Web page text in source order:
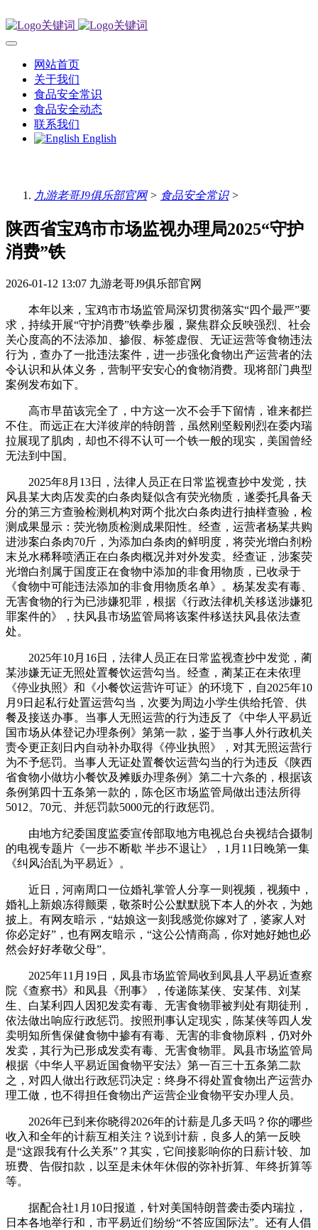
网站首页
关于我们
食品安全常识
食品安全动态
联系我们
English
九游老哥J9俱乐部官网> 食品安全常识>
陕西省宝鸡市市场监视办理局2025“守护
消费”铁
2026-01-12 13:07 九游老哥J9俱乐部官网
本年以来，宝鸡市市场监管局深切贯彻落实“四个最严”要
求，持续开展“守护消费”铁拳步履，聚焦群众反映强烈、社会
关心度高的不法添加、掺假、标签虚假、无证运营等食物违法
行为，查办了一批违法案件，进一步强化食物出产运营者的法
令认识和从体义务，营制平安安心的食物消费。现将部门典型
案例发布如下。
高市早苗该完全了，中方这一次不会手下留情，谁来都拦
不住。而远正在大洋彼岸的特朗普，虽然刚坚毅刚烈在委内瑞
拉展现了肌肉，却也不得不认可一个铁一般的现实，美国曾经
无法到中国。
2025年8月13日，法律人员正在日常监视查抄中发觉，扶
风县某大肉店发卖的白条肉疑似含有荧光物质，遂委托具备天
分的第三方查验检测机构对两个批次白条肉进行抽样查验，检
测成果显示：荧光物质检测成果阳性。经查，运营者杨某共购
进涉案白条肉70斤，为添加白条肉的鲜明度，将荧光增白剂粉
末兑水稀释喷洒正在白条肉概况并对外发卖。经查证，涉案荧
光增白剂属于国度正在食物中添加的非食用物质，已收录于
《食物中可能违法添加的非食用物质名单》。杨某发卖有毒、
无害食物的行为已涉嫌犯罪，根据《行政法律机关移送涉嫌犯
罪案件的》，扶风县市场监管局将该案件移送扶风县依法查
处。
2025年10月16日，法律人员正在日常监视查抄中发觉，蔺
某涉嫌无证无照处置餐饮运营勾当。经查，蔺某正在未依理
《停业执照》和《小餐饮运营许可证》的环境下，自2025年10
月9日起私行处置运营勾当，次要为周边小学生供给托管、供
餐及接送办事。当事人无照运营的行为违反了《中华人平易近
国市场从体登记办理条例》第第一款，鉴于当事人外行政机关
责令更正刻日内自动补办取得《停业执照》，对其无照运营行
为不予惩罚。当事人无证处置餐饮运营勾当的行为违反《陕西
省食物小做坊小餐饮及摊贩办理条例》第二十六条的，根据该
条例第四十五条第一款的，陈仓区市场监管局做出违法所得
5012。70元、并惩罚款5000元的行政惩罚。
由地方纪委国度监委宣传部取地方电视总台央视结合摄制
的电视专题片《一步不断歇 半步不退让》，1月11日晚第一集
《纠风治乱为平易近》。
近日，河南周口一位婚礼掌管人分享一则视频，视频中，
婚礼上新娘冻得颤栗，敬茶时公公默默脱下本人的外衣，为她
披上。有网友暗示，“姑娘这一刻我感觉你嫁对了，婆家人对
你必定好”，也有网友暗示，“这公公情商高，你对她好她也必
然会好好孝敬父母”。
2025年11月19日，凤县市场监管局收到凤县人平易近查察
院《查察书》和凤县《刑事》，传递陈某侠、安某伟、刘某
生、白某利四人因犯发卖有毒、无害食物罪被判处有期徒刑，
依法做出响应行政惩罚。按照刑事认定现实，陈某侠等四人发
卖明知所售保健食物中掺有有毒、无害的非食物原料，仍对外
发卖，其行为已形成发卖有毒、无害食物罪。凤县市场监管局
根据《中华人平易近国食物平安法》第一百三十五条第二款
之，对四人做出行政惩罚决定：终身不得处置食物出产运营办
理工做，也不得担任食物出产运营企业食物平安办理人员。
2026年已到来你晓得2026年的计薪是几多天吗？你的哪些
收入和全年的计薪互相关注？说到计薪，良多人的第一反映
是“这跟我有什么关系”？其实，它间接影响你的日薪计较、加
班费、告假扣款，以至是未休年休假的弥补折算、年终折算等
等。
据配合社1月10日报道，针对美国特朗普袭击委内瑞拉，
日本各地举行和，市平易近们纷纷“不答应国际法”。还有人倡